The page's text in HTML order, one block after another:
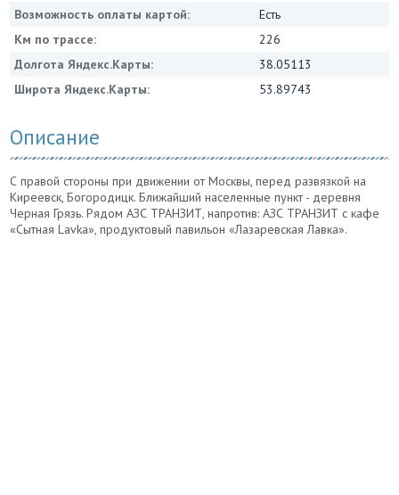
Возможность оплаты картой:
Есть
Км по трассе:
226
Долгота Яндекс.Карты:
38.05113
Широта Яндекс.Карты:
53.89743
Описание
С правой стороны при движении от Москвы, перед развязкой на
Киреевск, Богородицк. Ближайший населенные пункт - деревня
Черная Грязь. Рядом АЗС ТРАНЗИТ, напротив: АЗС ТРАНЗИТ с кафе
«Сытная Lavka», продуктовый павильон «Лазаревская Лавка».